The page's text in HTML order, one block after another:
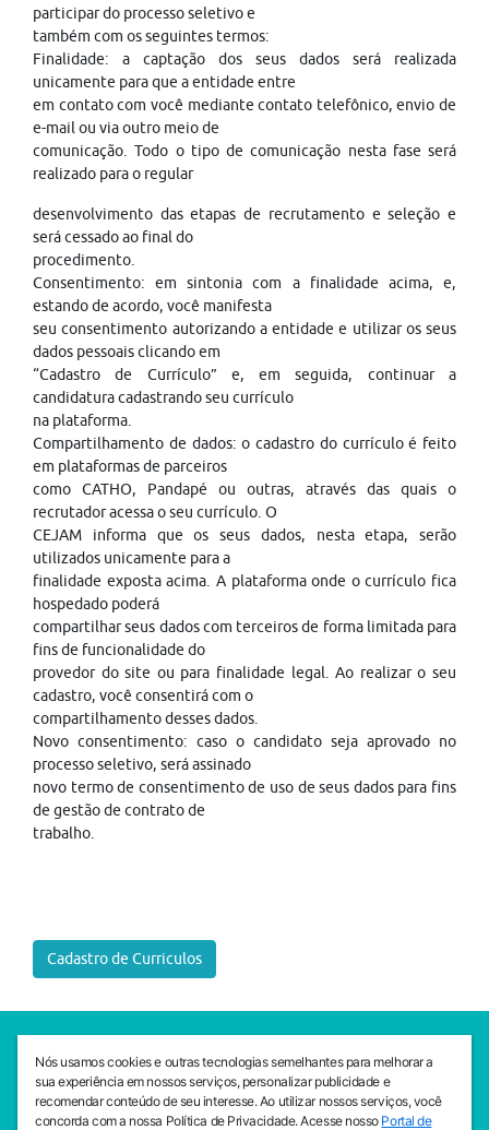
participar do processo seletivo e
também com os seguintes termos:
Finalidade: a captação dos seus dados será realizada
unicamente para que a entidade entre
em contato com você mediante contato telefônico, envio de
e-mail ou via outro meio de
comunicação. Todo o tipo de comunicação nesta fase será
realizado para o regular
desenvolvimento das etapas de recrutamento e seleção e
será cessado ao final do
procedimento.
Consentimento: em sintonia com a finalidade acima, e,
estando de acordo, você manifesta
seu consentimento autorizando a entidade e utilizar os seus
dados pessoais clicando em
“Cadastro de Currículo” e, em seguida, continuar a
candidatura cadastrando seu currículo
na plataforma.
Compartilhamento de dados: o cadastro do currículo é feito
em plataformas de parceiros
como CATHO, Pandapé ou outras, através das quais o
recrutador acessa o seu currículo. O
CEJAM informa que os seus dados, nesta etapa, serão
utilizados unicamente para a
finalidade exposta acima. A plataforma onde o currículo fica
hospedado poderá
compartilhar seus dados com terceiros de forma limitada para
fins de funcionalidade do
provedor do site ou para finalidade legal. Ao realizar o seu
cadastro, você consentirá com o
compartilhamento desses dados.
Novo consentimento: caso o candidato seja aprovado no
processo seletivo, será assinado
novo termo de consentimento de uso de seus dados para fins
de gestão de contrato de
trabalho.
Cadastro de Curriculos
SEDE CEJAM
Av. da Liberdade, 765, Liberdade, São Paulo, 01503-001
(11) 3469 - 1818
Nós usamos cookies e outras tecnologias semelhantes para melhorar a
sua experiência em nossos serviços, personalizar publicidade e
recomendar conteúdo de seu interesse. Ao utilizar nossos serviços, você
concorda com a nossa Política de Privacidade. Acesse nosso Portal de